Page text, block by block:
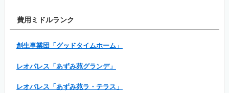
費用ミドルランク
創生事業団「グッドタイムホーム」
レオパレス「あずみ苑グランデ」
レオパレス「あずみ苑ラ・テラス」